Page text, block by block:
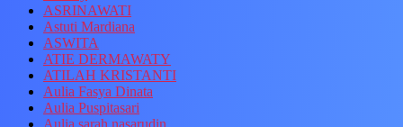
ASRINAWATI
Astuti Mardiana
ASWITA
ATIE DERMAWATY
ATILAH KRISTANTI
Aulia Fasya Dinata
Aulia Puspitasari
Aulia sarah nasarudin